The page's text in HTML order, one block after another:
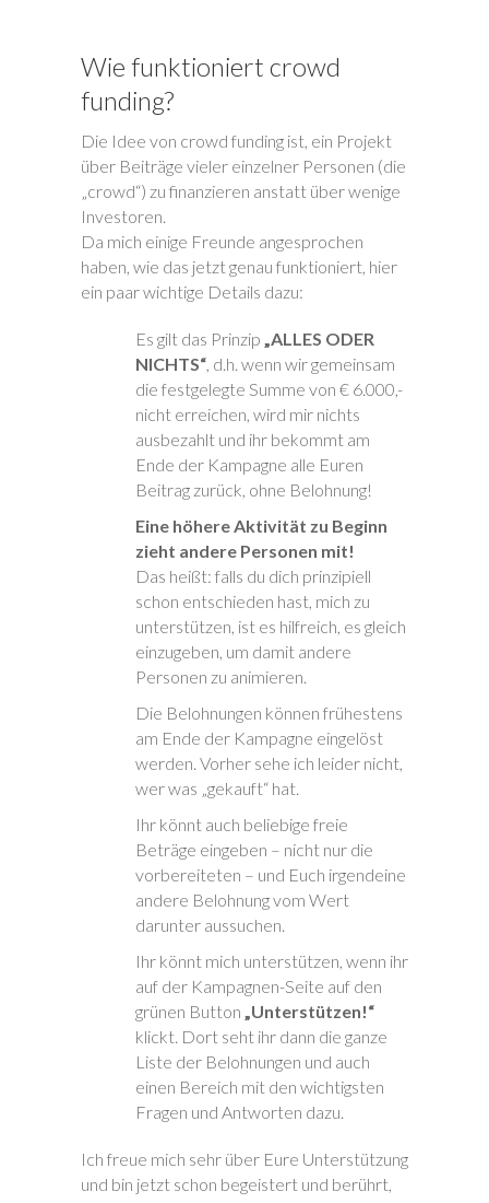
Wie funktioniert crowd
funding?
Die Idee von crowd funding ist, ein Projekt
über Beiträge vieler einzelner Personen (die
„crowd“) zu finanzieren anstatt über wenige
Investoren.
Da mich einige Freunde angesprochen
haben, wie das jetzt genau funktioniert, hier
ein paar wichtige Details dazu:
Es gilt das Prinzip „ALLES ODER
NICHTS“, d.h. wenn wir gemeinsam
die festgelegte Summe von € 6.000,-
nicht erreichen, wird mir nichts
ausbezahlt und ihr bekommt am
Ende der Kampagne alle Euren
Beitrag zurück, ohne Belohnung!
Eine höhere Aktivität zu Beginn
zieht andere Personen mit!
Das heißt: falls du dich prinzipiell
schon entschieden hast, mich zu
unterstützen, ist es hilfreich, es gleich
einzugeben, um damit andere
Personen zu animieren.
Die Belohnungen können frühestens
am Ende der Kampagne eingelöst
werden. Vorher sehe ich leider nicht,
wer was „gekauft“ hat.
Ihr könnt auch beliebige freie
Beträge eingeben – nicht nur die
vorbereiteten – und Euch irgendeine
andere Belohnung vom Wert
darunter aussuchen.
Ihr könnt mich unterstützen, wenn ihr
auf der Kampagnen-Seite auf den
grünen Button „Unterstützen!“
klickt. Dort seht ihr dann die ganze
Liste der Belohnungen und auch
einen Bereich mit den wichtigsten
Fragen und Antworten dazu.
Ich freue mich sehr über Eure Unterstützung
und bin jetzt schon begeistert und berührt,